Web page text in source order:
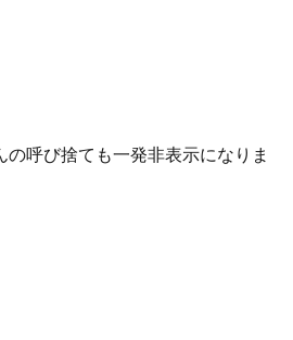
呼び捨ても一発非表示になりま